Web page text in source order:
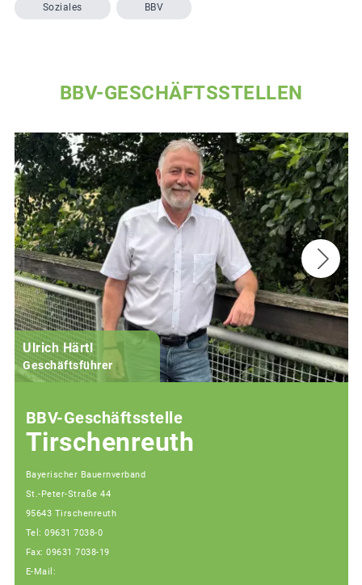
Soziales BBV
BBV-GESCHÄFTSSTELLEN
Ulrich Härtl
Geschäftsführer
BBV-Geschäftsstelle
Tirschenreuth
Bayerischer Bauernverband
St.-Peter-Straße 44
95643 Tirschenreuth
Tel: 09631 7038-0
Fax: 09631 7038-19
E-Mail: